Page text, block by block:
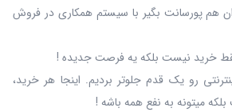
هم پورسانت بگیر با سیستم همکاری در فروش
فقط خرید نیست بلکه یه فرصت جدیده !
رو یک قدم جلوتر بردیم. اینجا هر خرید،
میتونه به نفع همه باشه !